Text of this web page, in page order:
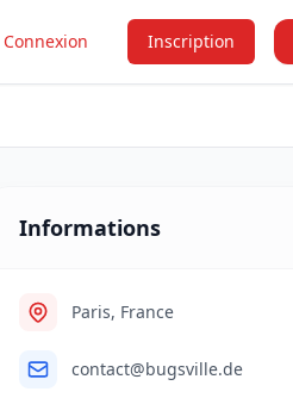
Connexion Inscription
Informations
Paris, France
contact@bugsville.de